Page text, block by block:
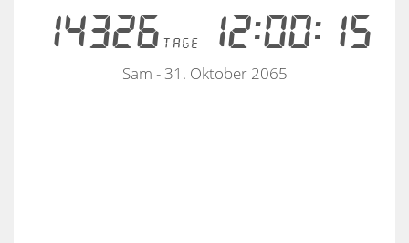
14326tage12:00:15
Sam - 31. Oktober 2065